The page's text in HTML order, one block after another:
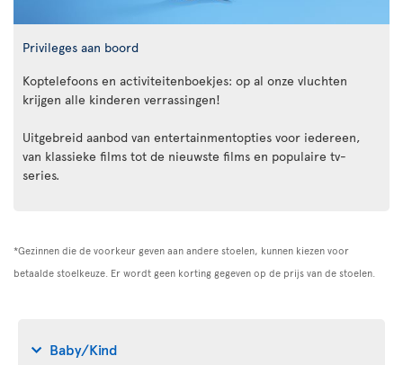
Privileges aan boord
Koptelefoons en activiteitenboekjes: op al onze vluchten
krijgen alle kinderen verrassingen!
Uitgebreid aanbod van entertainmentopties voor iedereen,
van klassieke films tot de nieuwste films en populaire tv-
series.
*Gezinnen die de voorkeur geven aan andere stoelen, kunnen kiezen voor
betaalde stoelkeuze. Er wordt geen korting gegeven op de prijs van de stoelen.
Baby/Kind